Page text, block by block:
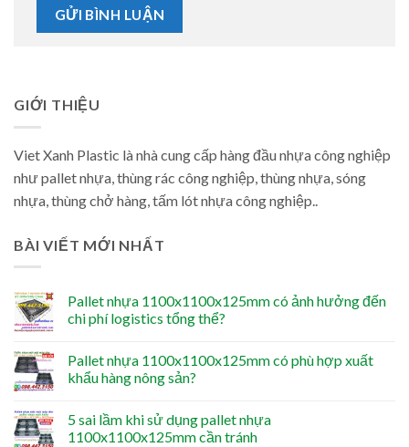
GIỚI THIỆU
Viet Xanh Plastic là nhà cung cấp hàng đầu nhựa công nghiệp
như pallet nhựa, thùng rác công nghiệp, thùng nhựa, sóng
nhựa, thùng chở hàng, tấm lót nhựa công nghiệp..
BÀI VIẾT MỚI NHẤT
Pallet nhựa 1100x1100x125mm có ảnh hưởng đến
chi phí logistics tổng thể?
Pallet nhựa 1100x1100x125mm có phù hợp xuất
khẩu hàng nông sản?
5 sai lầm khi sử dụng pallet nhựa
1100x1100x125mm cần tránh